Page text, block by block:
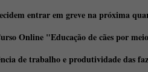
entrar em greve na próxima
Online "Educação de cães por
de trabalho e produtividade das